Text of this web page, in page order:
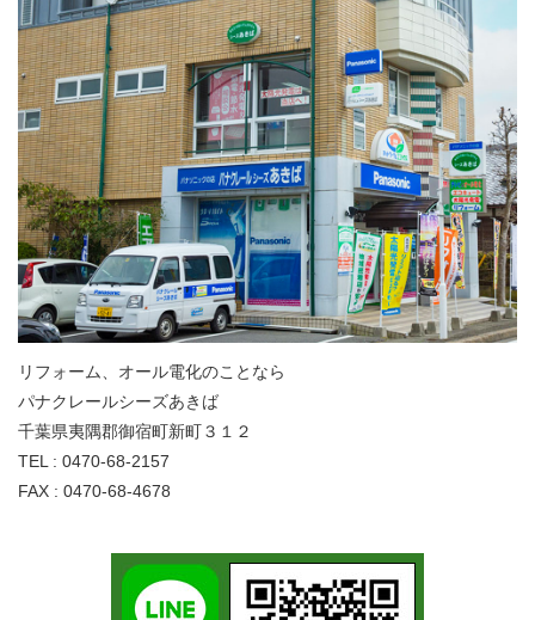
リフォーム、オール電化のことなら
パナクレールシーズあきば
千葉県夷隅郡御宿町新町３１２
TEL : 0470-68-2157
FAX : 0470-68-4678